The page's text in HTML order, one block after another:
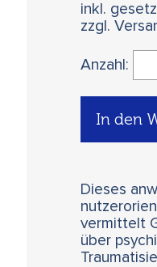
inkl.
zzgl.
Anzahl:
In den
Dieses
vermittelt
über